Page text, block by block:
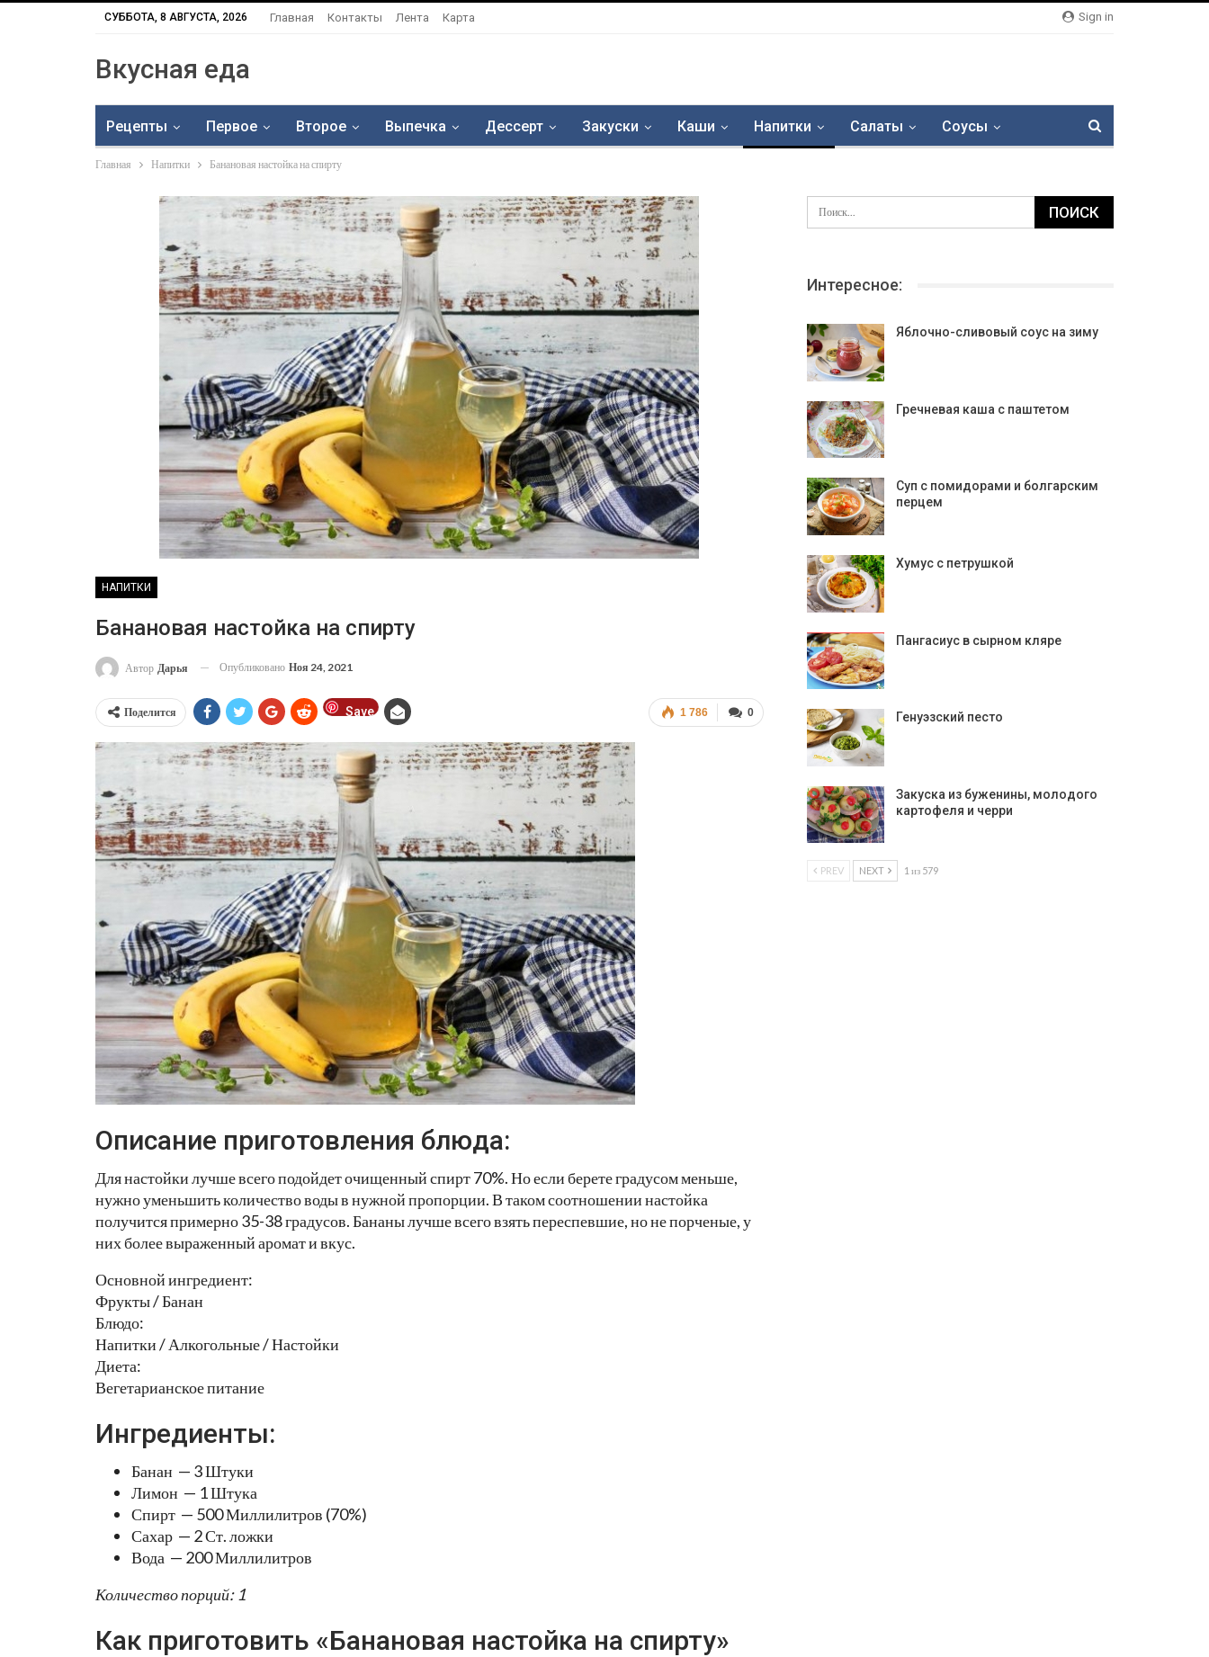
Sign in
СУББОТА, 8 АВГУСТА, 2026 Главная Контакты Лента Карта
Вкусная еда
Рецепты Первое Второе Выпечка Дессерт Закуски Каши Напитки Салаты Соусы
Главная Напитки Банановая настойка на спирту
НАПИТКИ
Банановая настойка на спирту
Автор Дарья Опубликовано Ноя 24, 2021
0
1 786
Поделится Save
Описание приготовления блюда:
Для настойки лучше всего подойдет очищенный спирт 70%. Но если берете градусом меньше,
нужно уменьшить количество воды в нужной пропорции. В таком соотношении настойка
получится примерно 35-38 градусов. Бананы лучше всего взять переспевшие, но не порченые, у
них более выраженный аромат и вкус.
Основной ингредиент:
Фрукты / Банан
Блюдо:
Напитки / Алкогольные / Настойки
Диета:
Вегетарианское питание
Ингредиенты:
Банан — 3 Штуки
Лимон — 1 Штука
Спирт — 500 Миллилитров (70%)
Сахар — 2 Ст. ложки
Вода — 200 Миллилитров
Количество порций: 1
Как приготовить «Банановая настойка на спирту»
Интересное:
Яблочно-сливовый соус на зиму
Гречневая каша с паштетом
Суп с помидорами и болгарским
перцем
Хумус с петрушкой
Пангасиус в сырном кляре
Генуэзский песто
Закуска из буженины, молодого
картофеля и черри
PREV NEXT 1 из 579